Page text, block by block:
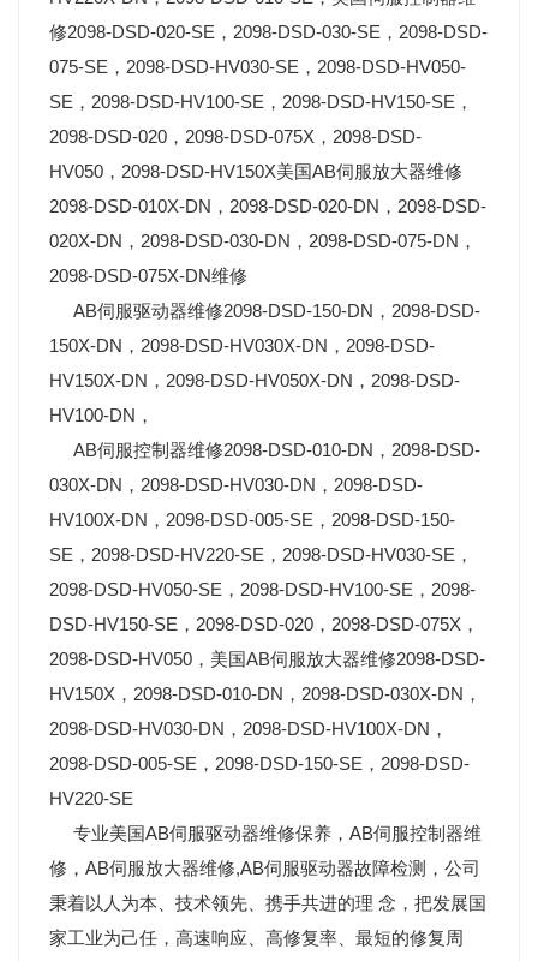
修2098-DSD-020-SE，2098-DSD-030-SE，2098-DSD-
075-SE，2098-DSD-HV030-SE，2098-DSD-HV050-
SE，2098-DSD-HV100-SE，2098-DSD-HV150-SE，
2098-DSD-020，2098-DSD-075X，2098-DSD-
HV050，2098-DSD-HV150X美国AB伺服放大器维修
2098-DSD-010X-DN，2098-DSD-020-DN，2098-DSD-
020X-DN，2098-DSD-030-DN，2098-DSD-075-DN，
2098-DSD-075X-DN维修
AB伺服驱动器维修2098-DSD-150-DN，2098-DSD-
150X-DN，2098-DSD-HV030X-DN，2098-DSD-
HV150X-DN，2098-DSD-HV050X-DN，2098-DSD-
HV100-DN，
AB伺服控制器维修2098-DSD-010-DN，2098-DSD-
030X-DN，2098-DSD-HV030-DN，2098-DSD-
HV100X-DN，2098-DSD-005-SE，2098-DSD-150-
SE，2098-DSD-HV220-SE，2098-DSD-HV030-SE，
2098-DSD-HV050-SE，2098-DSD-HV100-SE，2098-
DSD-HV150-SE，2098-DSD-020，2098-DSD-075X，
2098-DSD-HV050，美国AB伺服放大器维修2098-DSD-
HV150X，2098-DSD-010-DN，2098-DSD-030X-DN，
2098-DSD-HV030-DN，2098-DSD-HV100X-DN，
2098-DSD-005-SE，2098-DSD-150-SE，2098-DSD-
HV220-SE
专业美国AB伺服驱动器维修保养，AB伺服控制器维
修，AB伺服放大器维修,AB伺服驱动器故障检测，公司
秉着以人为本、技术领先、携手共进的理 念，把发展国
家工业为己任，高速响应、高修复率、最短的修复周